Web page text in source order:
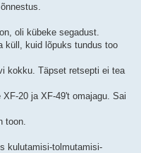
oli kübeke segadust.
küll, kuid lõpuks tundus too
kokku. Täpset retsepti ei tea
20 ja XF-49't omajagu. Sai
toon.
kulutamisi-tolmutamisi-